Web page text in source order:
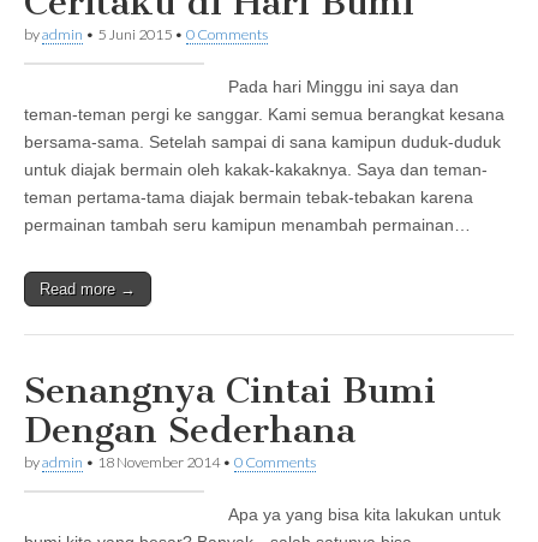
byadmin • 5 Juni 2015 • 0 Comments
Pada hari Minggu ini saya dan
teman-teman pergi ke sanggar. Kami semua berangkat kesana
bersama-sama. Setelah sampai di sana kamipun duduk-duduk
untuk diajak bermain oleh kakak-kakaknya. Saya dan teman-
teman pertama-tama diajak bermain tebak-tebakan karena
permainan tambah seru kamipun menambah permainan…
Read more →
Senangnya Cintai Bumi
Dengan Sederhana
byadmin • 18 November 2014• 0 Comments
Apa ya yang bisa kita lakukan untuk